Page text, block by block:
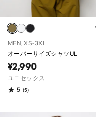
MEN, XS-3XL
オーバーサイズシャツUL
¥2,990
ユニセックス
5 (5)